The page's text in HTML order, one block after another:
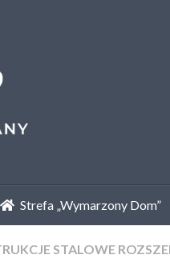
Strefa „Wymarzony Dom”
STALOWE